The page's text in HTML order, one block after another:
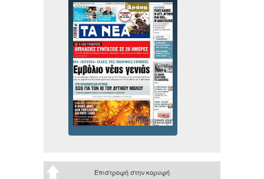
Επιστροφή στην κορυφή